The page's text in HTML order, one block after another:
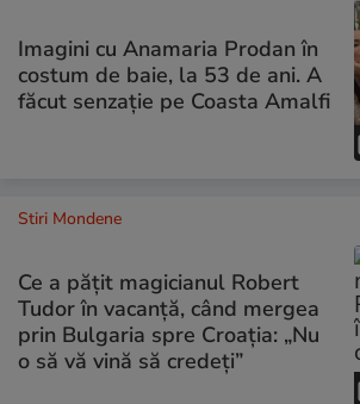
Imagini cu Anamaria Prodan în
costum de baie, la 53 de ani. A
făcut senzație pe Coasta Amalfi
Stiri Mondene
Ce a pățit magicianul Robert
Tudor în vacanță, când mergea
prin Bulgaria spre Croația: „Nu
o să vă vină să credeți”